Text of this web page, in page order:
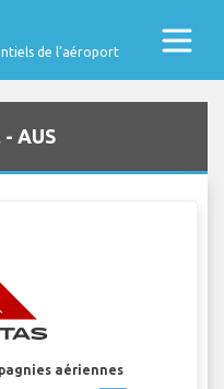
de l’aéroport
AUS
aériennes